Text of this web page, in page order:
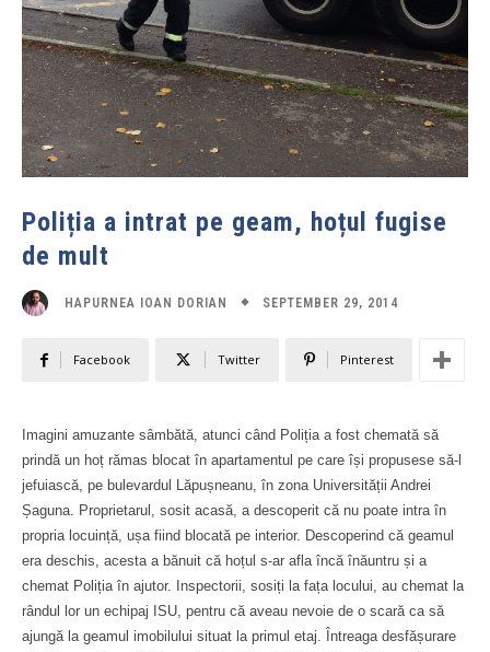
Poliția a intrat pe geam, hoțul fugise
de mult
HAPURNEA IOAN DORIAN SEPTEMBER 29, 2014
Facebook Twitter Pinterest
Imagini amuzante sâmbătă, atunci când Poliția a fost chemată să
prindă un hoț rămas blocat în apartamentul pe care își propusese să-l
jefuiască, pe bulevardul Lăpușneanu, în zona Universității Andrei
Șaguna. Proprietarul, sosit acasă, a descoperit că nu poate intra în
propria locuință, ușa fiind blocată pe interior. Descoperind că geamul
era deschis, acesta a bănuit că hoțul s-ar afla încă înăuntru și a
chemat Poliția în ajutor. Inspectorii, sosiți la fața locului, au chemat la
rândul lor un echipaj ISU, pentru că aveau nevoie de o scară ca să
ajungă la geamul imobilului situat la primul etaj. Întreaga desfășurare